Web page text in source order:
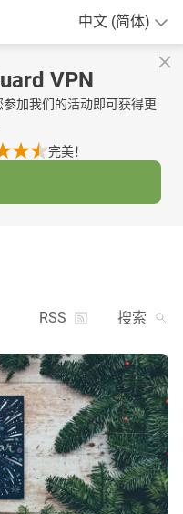
中文 (简体)
VPN
加我们的活动即可获得更
完美！
RSS 搜索